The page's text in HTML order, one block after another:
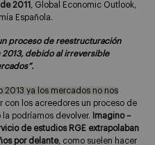
2011 , Global Economic Outlook,
Española.
proceso de reestructuración
2013, debido al irreversible
2013 ya los mercados no nos
con los acreedores un proceso de
podríamos devolver.
Imagino –
de estudios RGE extrapolaban
por delante, como suelen hacer